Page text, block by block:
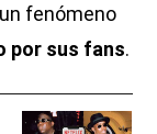
fenómeno
por sus fans.